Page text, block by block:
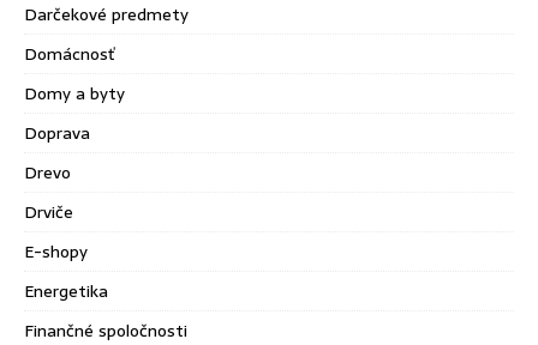
Darčekové predmety
Domácnosť
Domy a byty
Doprava
Drevo
Drviče
E-shopy
Energetika
Finančné spoločnosti